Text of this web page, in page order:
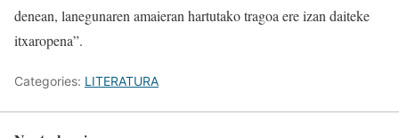
denean, lanegunaren amaieran hartutako tragoa ere izan daiteke
itxaropena”.
Categories: LITERATURA